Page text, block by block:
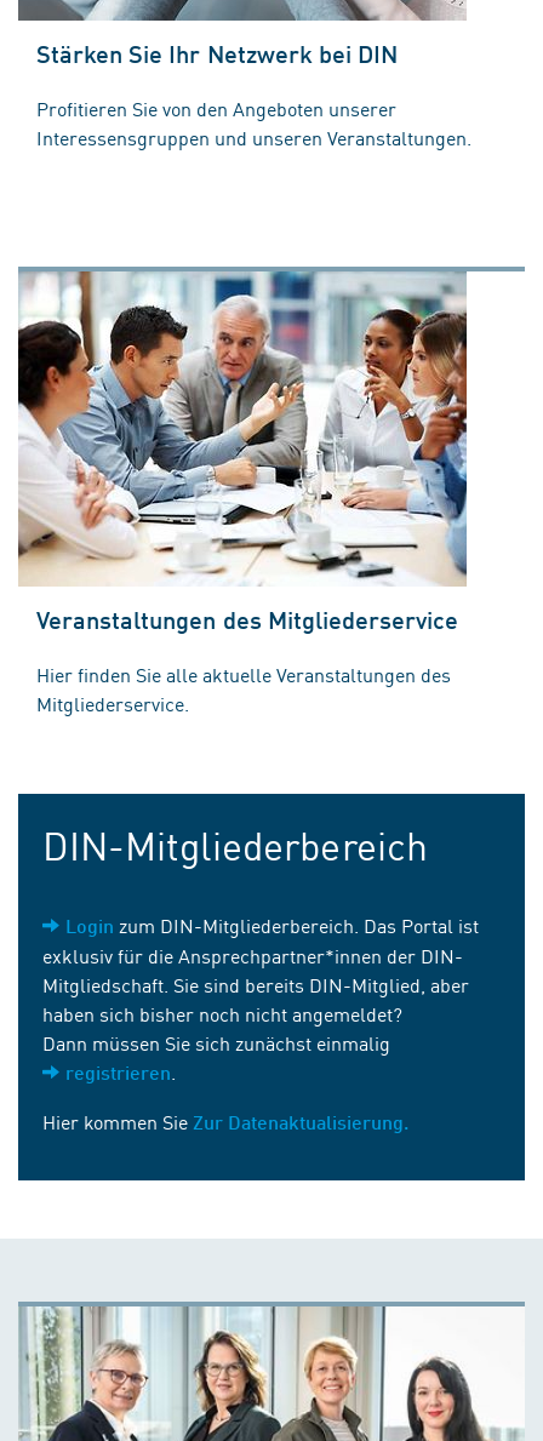
Stärken Sie Ihr Netzwerk bei DIN
Profitieren Sie von den Angeboten unserer
Interessensgruppen und unseren Veranstaltungen.
Veranstaltungen des Mitgliederservice
Hier finden Sie alle aktuelle Veranstaltungen des
Mitgliederservice.
DIN-Mitgliederbereich
Login zum DIN-Mitgliederbereich. Das Portal ist
exklusiv für die Ansprechpartner*innen der DIN-
Mitgliedschaft. Sie sind bereits DIN-Mitglied, aber
haben sich bisher noch nicht angemeldet?
Dann müssen Sie sich zunächst einmalig
registrieren
Hier kommen Sie Zur Datenaktualisierung.